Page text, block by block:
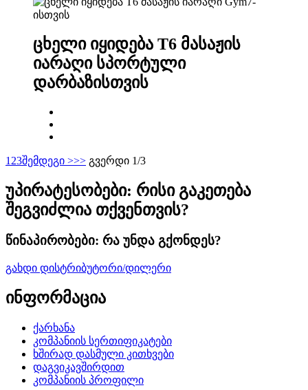
ცხელი იყიდება T6 მასაჟის
იარაღი სპორტული
დარბაზისთვის
1 23შემდეგი >>> გვერდი 1/3
უპირატესობები: რისი გაკეთება
შეგვიძლია თქვენთვის?
წინაპირობები: რა უნდა გქონდეს?
გახდი დისტრიბუტორი/დილერი
ინფორმაცია
ქარხანა
კომპანიის სერთიფიკატები
ხშირად დასმული კითხვები
დაგვიკავშირდით
კომპანიის პროფილი